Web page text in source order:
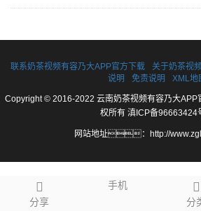
分享
手机
分
联系奶茶视频有容乃大APP官方下载 关于奶茶视
说明
免责说明 XML地
Copyright © 2016-2022 云南奶茶视频有容乃大APP
权所有 滇ICP备96663424
网站地址： http://
网站地图